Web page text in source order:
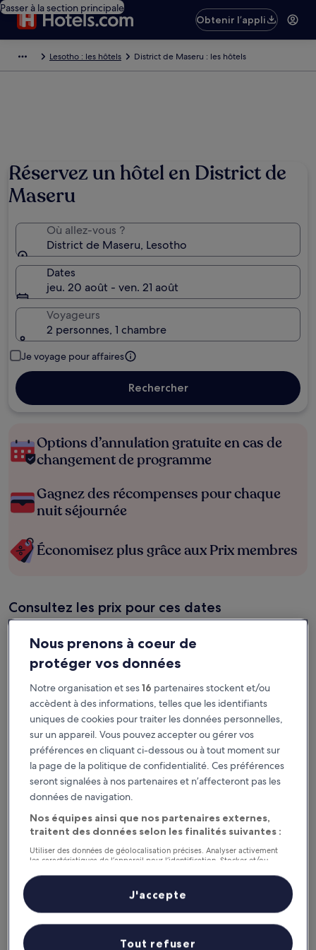
Passer à la section principale
Obtenir l’appli
Lesotho : les hôtels District de Maseru : les hôtels
Réservez un hôtel en District de
Maseru
Où allez-vous ?
District de Maseru, Lesotho
Dates
jeu. 20 août - ven. 21 août
Voyageurs
2 personnes, 1 chambre
Je voyage pour affaires
Rechercher
Options d’annulation gratuite en cas de
changement de programme
Gagnez des récompenses pour chaque
nuit séjournée
Économisez plus grâce aux Prix membres
Consultez les prix pour ces dates
6 août - 7 août
Ce week-end
7 août - 9 août
Le week-end prochain
14 août - 16 août
District de Maseru : où
séjourner ?
Maseru : les meilleurs hôtels
Avani Lesotho Hotel & Casino
out
Avani Lesotho Hotel & Casino
City
3.5
Nous prenons à coeur de
protéger vos données
Notre organisation et ses16 partenaires stockent et/ou
accèdent à des informations, telles que les identifiants
uniques de cookies pour traiter les données personnelles,
sur un appareil. Vous pouvez accepter ou gérer vos
préférences en cliquant ci-dessous ou à tout moment sur
la page de la politique de confidentialité. Ces préférences
seront signalées à nos partenaires et n’affecteront pas les
données de navigation.
Nos équipes ainsi que nos partenaires externes,
traitent des données selon les finalités suivantes :
Utiliser des données de géolocalisation précises. Analyser activement
les caractéristiques de l’appareil pour l’identification. Stocker et/ou
personnalisés, mesure de performance des publicités et du contenu,
études d’audience et développement de services.
Liste de nos partenaires (fournisseurs)
Tout refuser
J'accepte